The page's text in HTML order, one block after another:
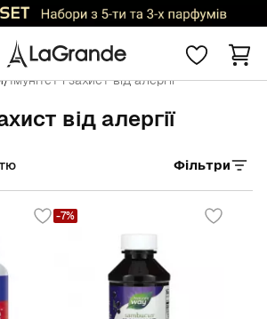
/Імунітет і захист від алергії
від алергії
Фільтри
-7%